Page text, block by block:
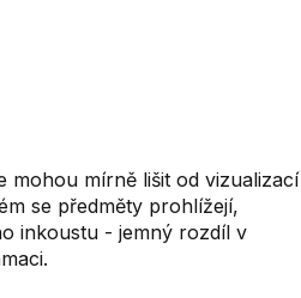
mohou mírně lišit od vizualizací
se předměty prohlížejí,
inkoustu - jemný rozdíl v